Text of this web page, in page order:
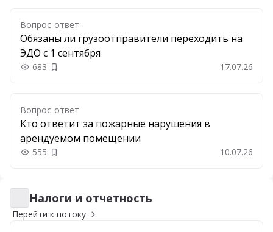
Вопрос-ответ
Обязаны ли грузоотправители переходить на
ЭДО с 1 сентября
683 Добавить в закладки 17.07.26
Вопрос-ответ
Кто ответит за пожарные нарушения в
арендуемом помещении
555 Добавить в закладки 10.07.26
Налоги и отчетность
Налоги и отчетность
Перейти к потоку